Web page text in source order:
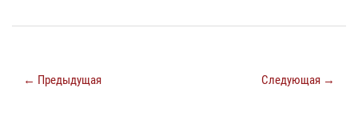
← Предыдущая Следующая →